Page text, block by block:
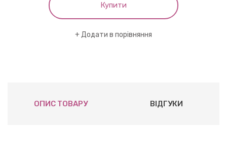
Купити
Додати в порівняння
ОПИС ТОВАРУ ВІДГУКИ